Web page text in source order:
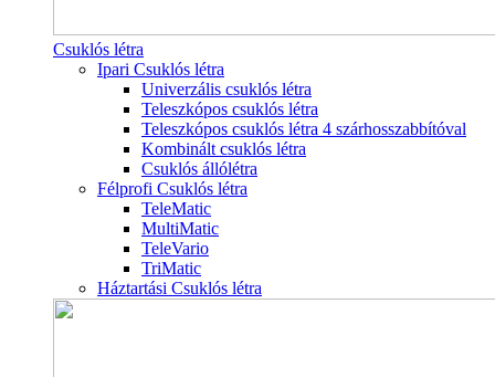
Csuklós létra
Ipari Csuklós létra
Univerzális csuklós létra
Teleszkópos csuklós létra
Teleszkópos csuklós létra 4 szárhosszabbítóval
Kombinált csuklós létra
Csuklós állólétra
Félprofi Csuklós létra
TeleMatic
MultiMatic
TeleVario
TriMatic
Háztartási Csuklós létra